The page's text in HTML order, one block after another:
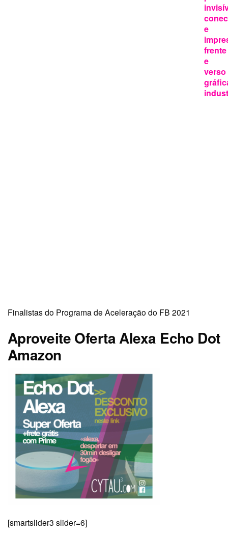
Finalistas do Programa de Aceleração do FB 2021
Aproveite Oferta Alexa Echo Dot
Amazon
[smartslider3 slider=6]